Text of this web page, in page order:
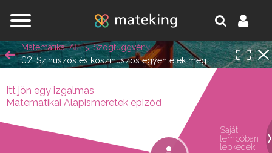
Matematikai AlapismeretekSzögfüggvények, trigonometrikus
Szinuszos és koszinuszos egyenletek megoldása, trigonometrikus azonosságok
02
Itt jön egy izgalmas
Matematikai Alapismeretek epizód
Saját
tempóban
lépkedek